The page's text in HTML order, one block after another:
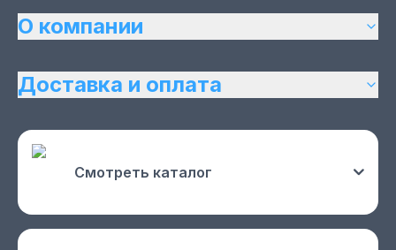
О компании
Доставка и оплата
Смотреть каталог